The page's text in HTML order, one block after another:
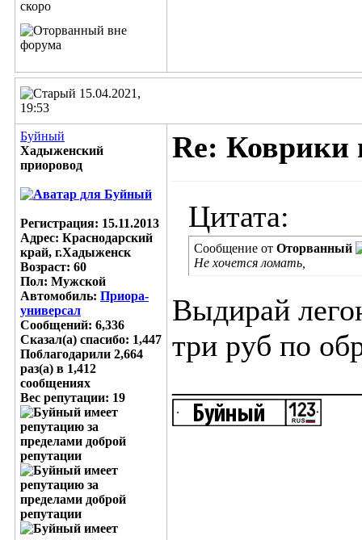
15.04.2021,
19:53
Буйный
Хадыженский
приоровод
Регистрация: 15.11.2013
Адрес: Краснодарский
край, г.Хадыженск
Возраст: 60
Пол: Мужской
Автомобиль: Приора-
универсал
Сообщений: 6,336
Сказал(а) спасибо: 1,447
Поблагодарили 2,664
раз(а) в 1,412
сообщениях
Вес репутации: 19
Re: Коврики
Цитата:
Сообщение от Оторванный
Не хочется ломать,
Выдирай
три руб по